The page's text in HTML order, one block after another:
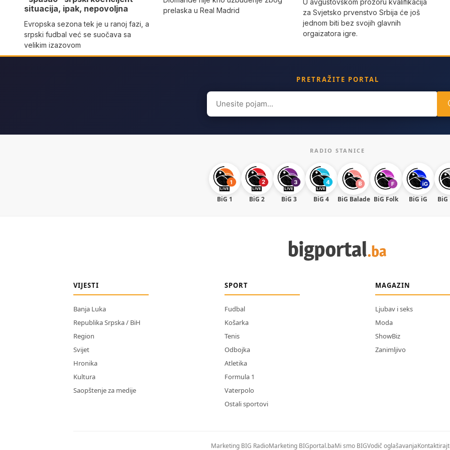
situacija, ipak, nepovoljna
Evropska sezona tek je u ranoj fazi, a
srpski fudbal već se suočava sa
velikim izazovom
prelaska u Real Madrid
U avgustovskom prozoru kvalifikacija
za Svjetsko prvenstvo Srbija će još
jednom biti bez svojih glavnih
orgaizatora igre.
PRETRAŽITE PORTAL
Search
for:
RADIO STANICE
BiG 1 BiG 2 BiG 3 BiG 4 BiG Balade BiG Folk BiG iG BiG
VIJESTI
Banja Luka
Republika Srpska / BiH
Region
Svijet
Hronika
Kultura
Saopštenje za medije
SPORT
Fudbal
Košarka
Tenis
Odbojka
Atletika
Formula 1
Vaterpolo
Ostali sportovi
MAGAZIN
Ljubav i seks
Moda
ShowBiz
Zanimljivo
Marketing BIG RadioMarketing BIGportal.baMi smo BIGVodič oglašavanja